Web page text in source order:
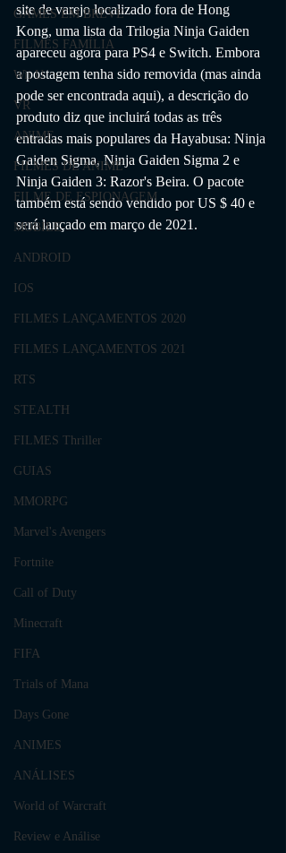
GAMES EM BREVE
FILMES FAMÍLIA
Wii U
VR
ANIME
FILMES DE ANIME
FILME DE ESPIONAGEM
MOBILE
ANDROID
IOS
FILMES LANÇAMENTOS 2020
FILMES LANÇAMENTOS 2021
RTS
STEALTH
FILMES Thriller
GUIAS
MMORPG
Marvel's Avengers
Fortnite
Call of Duty
Minecraft
FIFA
Trials of Mana
Days Gone
ANIMES
ANÁLISES
World of Warcraft
Review e Análise
site de varejo localizado fora de Hong
Kong, uma lista da Trilogia Ninja Gaiden
apareceu agora para PS4 e Switch. Embora
a postagem tenha sido removida (mas ainda
pode ser encontrada aqui), a descrição do
produto diz que incluirá todas as três
entradas mais populares da Hayabusa: Ninja
Gaiden Sigma, Ninja Gaiden Sigma 2 e
Ninja Gaiden 3: Razor's Beira. O pacote
também está sendo vendido por US $ 40 e
será lançado em março de 2021.